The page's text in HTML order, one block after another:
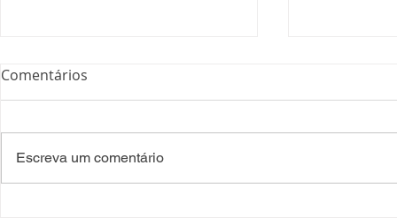
Comentários
Escreva um comentário